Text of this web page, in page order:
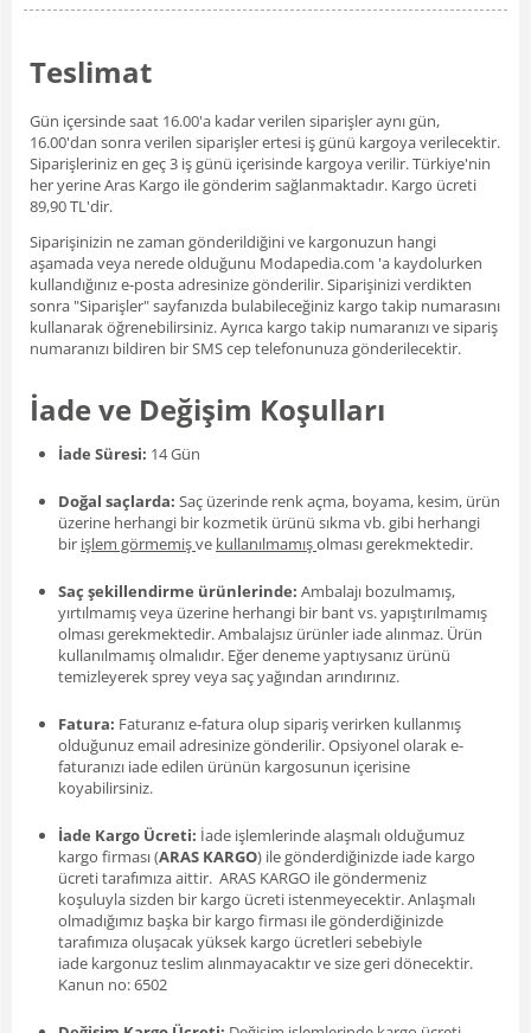
Teslimat
Gün içersinde saat 16.00'a kadar verilen siparişler aynı gün,
16.00'dan sonra verilen siparişler ertesi iş günü kargoya verilecektir.
Siparişleriniz en geç 3 iş günü içerisinde kargoya verilir. Türkiye'nin
her yerine Aras Kargo ile gönderim sağlanmaktadır. Kargo ücreti
89,90 TL'dir.
Siparişinizin ne zaman gönderildiğini ve kargonuzun hangi
aşamada veya nerede olduğunu Modapedia.com 'a kaydolurken
kullandığınız e-posta adresinize gönderilir. Siparişinizi verdikten
sonra "Siparişler" sayfanızda bulabileceğiniz kargo takip numarasını
kullanarak öğrenebilirsiniz. Ayrıca kargo takip numaranızı ve sipariş
numaranızı bildiren bir SMS cep telefonunuza gönderilecektir.
İade ve Değişim Koşulları
İade Süresi: 14 Gün
Doğal saçlarda: Saç üzerinde renk açma, boyama, kesim, ürün
üzerine herhangi bir kozmetik ürünü sıkma vb. gibi herhangi
bir işlem görmemişve kullanılmamışolması gerekmektedir.
Saç şekillendirme ürünlerinde: Ambalajı bozulmamış,
yırtılmamış veya üzerine herhangi bir bant vs. yapıştırılmamış
olması gerekmektedir. Ambalajsız ürünler iade alınmaz. Ürün
kullanılmamış olmalıdır. Eğer deneme yaptıysanız ürünü
temizleyerek sprey veya saç yağından arındırınız.
Fatura: Faturanız e-fatura olup sipariş verirken kullanmış
olduğunuz email adresinize gönderilir. Opsiyonel olarak e-
faturanızı iade edilen ürünün kargosunun içerisine
koyabilirsiniz.
İade Kargo Ücreti: İade işlemlerinde alaşmalı olduğumuz
kargo firması (ARAS KARGO) ile gönderdiğinizde iade kargo
ücreti tarafımıza aittir. ARAS KARGO ile göndermeniz
koşuluyla sizden bir kargo ücreti istenmeyecektir. Anlaşmalı
olmadığımız başka bir kargo firması ile gönderdiğinizde
tarafımıza oluşacak yüksek kargo ücretleri sebebiyle
iade kargonuz teslim alınmayacaktır ve size geri dönecektir.
Kanun no: 6502